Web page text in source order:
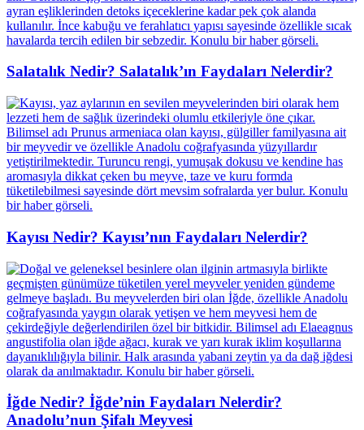
Salatalık Nedir? Salatalık’ın Faydaları Nelerdir?
Kayısı Nedir? Kayısı’nın Faydaları Nelerdir?
İğde Nedir? İğde’nin Faydaları Nelerdir?
Anadolu’nun Şifalı Meyvesi